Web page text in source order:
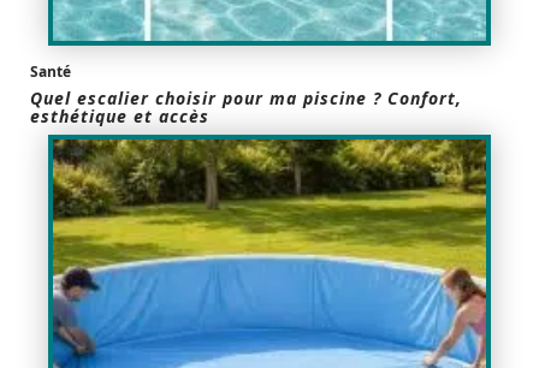
Santé
Quel escalier choisir pour ma piscine ? Confort,
esthétique et accès